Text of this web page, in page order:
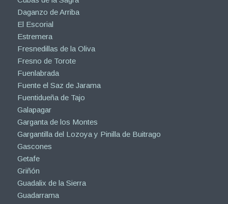
Daganzo de Arriba
El Escorial
Estremera
Fresnedillas de la Oliva
Fresno de Torote
Fuenlabrada
Fuente el Saz de Jarama
Fuentidueña de Tajo
Galapagar
Garganta de los Montes
Gargantilla del Lozoya y Pinilla de Buitrago
Gascones
Getafe
Griñón
Guadalix de la Sierra
Guadarrama